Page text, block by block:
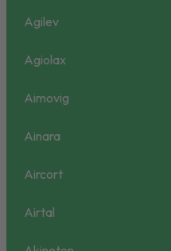
Agilev
Agiolax
Aimovig
Ainara
Aircort
Airtal